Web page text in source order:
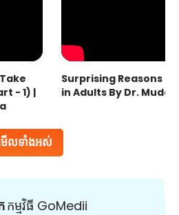
ើលទាំងអស់
- 1) |
Surprising Reasons
in Adults By Dr.
កម្មវិធី GoMedii